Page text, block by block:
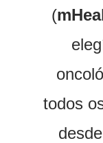
(
todos